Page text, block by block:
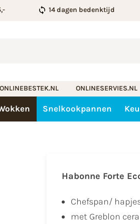
14 dagen bedenktijd
ONLINEBESTEK.NL ONLINESERVIES.NL
Snelkookpannen
Habonne Forte
Chefspan/
met Greblon